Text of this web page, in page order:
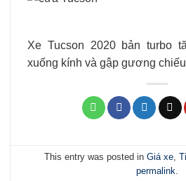
Xe Tucson 2020 bản turbo
xuống kính và gập gương
This entry was posted in Giá xe,
permalink.